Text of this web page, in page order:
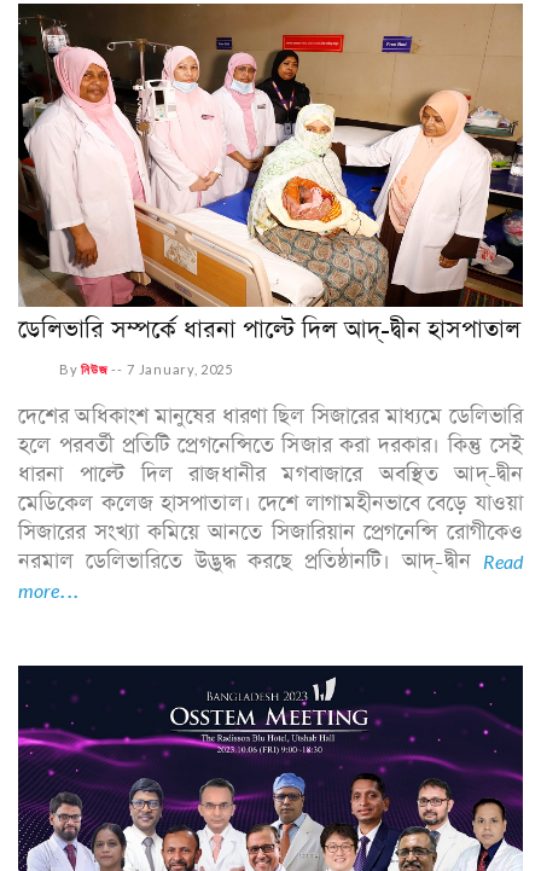
ডেলিভারি সম্পর্কে ধারনা পাল্টে দিল আদ্-দ্বীন হাসপাতাল
Byনিউজ -- 7 January, 2025
দেশের অধিকাংশ মানুষের ধারণা ছিল সিজারের মাধ্যমে ডেলিভারি
হলে পরবর্তী প্রতিটি প্রেগনেন্সিতে সিজার করা দরকার। কিন্তু সেই
ধারনা পাল্টে দিল রাজধানীর মগবাজারে অবস্থিত আদ্-দ্বীন
মেডিকেল কলেজ হাসপাতাল। দেশে লাগামহীনভাবে বেড়ে যাওয়া
সিজারের সংখ্যা কমিয়ে আনতে সিজারিয়ান প্রেগনেন্সি রোগীকেও
নরমাল ডেলিভারিতে উদ্ভুদ্ধ করছে প্রতিষ্ঠানটি। আদ্-দ্বীন Read
more...